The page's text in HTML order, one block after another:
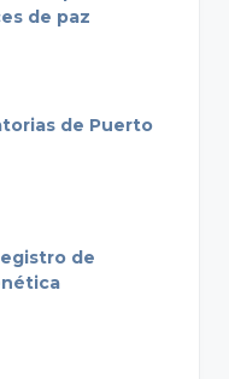
de paz
de Puerto
de